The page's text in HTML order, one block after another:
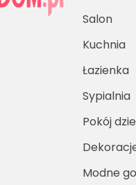
Salon
Kuchnia
Łazienka
Sypialnia
Pokój
Modne